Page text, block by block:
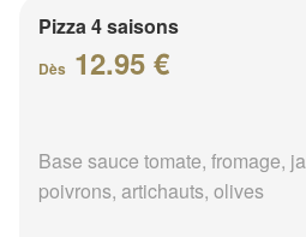
Pizza 4 saisons
Dès 12.95 €
Base sauce tomate, fromage,
poivrons, artichauts, olives